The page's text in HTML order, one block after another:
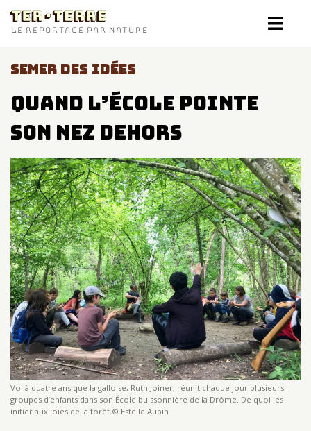
LE REPORTAGE PAR NATURE
SEMER DES IDÉES
Quand l’école pointe
son nez dehors
Voilà quatre ans que la galloise, Ruth Joiner, réunit chaque jour plusieurs
groupes d’enfants dans son École buissonnière de la Drôme. De quoi les
initier aux joies de la forêt © Estelle Aubin